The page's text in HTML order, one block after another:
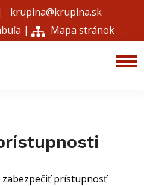
krupina@krupina.sk
| Mapa stránok
prístupnosť